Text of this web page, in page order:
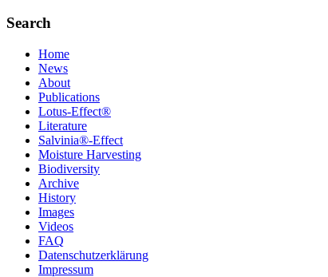
Search
Home
News
About
Publications
Lotus-Effect®
Literature
Salvinia®-Effect
Moisture Harvesting
Biodiversity
Archive
History
Images
Videos
FAQ
Datenschutzerklärung
Impressum